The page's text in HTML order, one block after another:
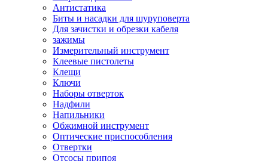
Антистатика
Биты и насадки для шуруповерта
Для зачистки и обрезки кабеля
зажимы
Измерительный инструмент
Клеевые пистолеты
Клещи
Ключи
Наборы отверток
Надфили
Напильники
Обжимной инструмент
Оптические приспособления
Отвертки
Отсосы припоя